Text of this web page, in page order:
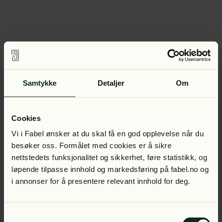
Samtykke Detaljer Om
Cookies
Vi i Fabel ønsker at du skal få en god opplevelse når du
besøker oss. Formålet med cookies er å sikre
nettstedets funksjonalitet og sikkerhet, føre statistikk, og
løpende tilpasse innhold og markedsføring på fabel.no og
i annonser for å presentere relevant innhold for deg.